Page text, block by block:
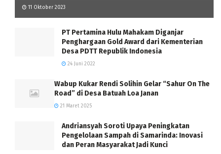
11 Oktober 2023
PT Pertamina Hulu Mahakam Diganjar
Penghargaan Gold Award dari Kementerian
Desa PDTT Republik Indonesia
24 Juni 2022
Wabup Kukar Rendi Solihin Gelar “Sahur On The
Road” di Desa Batuah Loa Janan
21 Maret 2025
Andriansyah Soroti Upaya Peningkatan
Pengelolaan Sampah di Samarinda: Inovasi
dan Peran Masyarakat Jadi Kunci